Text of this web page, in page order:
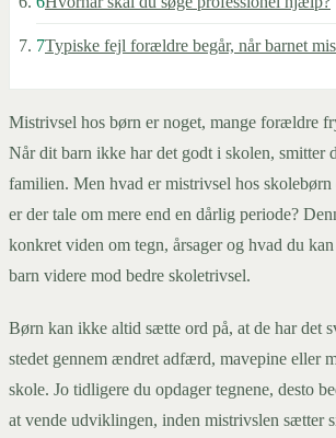
7Typiske fejl forældre begår, når barnet
Mistrivsel hos børn er noget, mange forældre
Når dit barn ikke har det godt i skolen, smitter
familien. Men hvad er mistrivsel hos
er der tale om mere end en dårlig periode?
konkret viden om tegn, årsager og hvad du
barn videre mod bedre skoletrivsel.
Børn kan ikke altid sætte ord på, at de har det
stedet gennem ændret adfærd, mavepine eller
skole. Jo tidligere du opdager tegnene, desto
at vende udviklingen, inden mistrivslen sætter